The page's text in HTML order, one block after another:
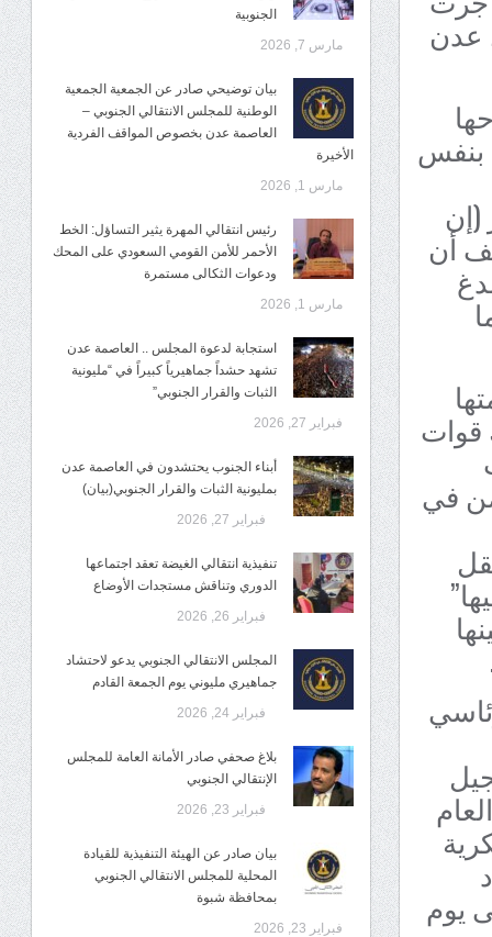
بسقوط عدن
بنفس
(إن
أن
قوات
في
يوم
الجنوبية
مارس 7, 2026
بيان توضيحي صادر عن الجمعية الجمعية
الوطنية للمجلس الانتقالي الجنوبي –
العاصمة عدن بخصوص المواقف الفردية
الأخيرة
مارس 1, 2026
رئيس انتقالي المهرة يثير التساؤل: الخط
الأحمر للأمن القومي السعودي على المحك
ودعوات الثكالى مستمرة
مارس 1, 2026
استجابة لدعوة المجلس .. العاصمة عدن
تشهد حشداً جماهيرياً كبيراً في “مليونية
الثبات والقرار الجنوبي”
فبراير 27, 2026
أبناء الجنوب يحتشدون في العاصمة عدن
بمليونية الثبات والقرار الجنوبي(بيان)
فبراير 27, 2026
تنفيذية انتقالي الغيضة تعقد اجتماعها
الدوري وتناقش مستجدات الأوضاع
فبراير 26, 2026
المجلس الانتقالي الجنوبي يدعو لاحتشاد
جماهيري مليوني يوم الجمعة القادم
فبراير 24, 2026
بلاغ صحفي صادر الأمانة العامة للمجلس
الإنتقالي الجنوبي
فبراير 23, 2026
بيان صادر عن الهيئة التنفيذية للقيادة
المحلية للمجلس الانتقالي الجنوبي
بمحافظة شبوة
فبراير 23, 2026